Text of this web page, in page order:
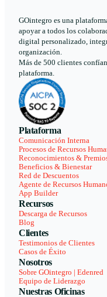
GOintegro es una
apoyar a todos los
digital personalizado,
organización.
Más de 500 clientes
plataforma.
Plataforma
Comunicación Interna
Procesos de Recursos
Reconocimientos &
Beneficios & Bienestar
Red de Descuentos
Agente de Recursos
App Builder
Recursos
Descarga de Recursos
Blog
Clientes
Testimonios de Clientes
Casos de Éxito
Nosotros
Sobre GOintegro | Edenred
Equipo de Liderazgo
Nuestras Oficinas